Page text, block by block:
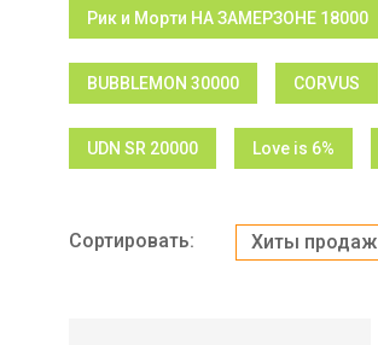
Рик и Морти НА ЗАМЕРЗОНЕ 18000
BUBBLEMON 30000 CORVUS
UDN SR 20000 Love is 6%
Сортировать: Хиты продаж